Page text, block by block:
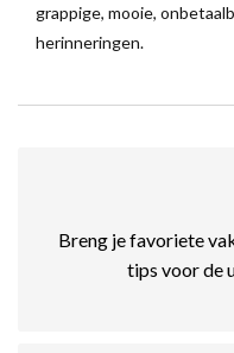
grappige, mooie,
herinneringen.
Breng je favoriete
tips voor de